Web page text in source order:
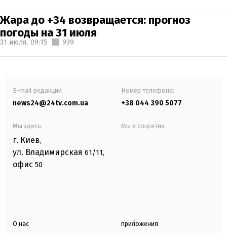
Жара до +34 возвращается: прогноз
погоды на 31 июля
31 июля, 09:15 939
E-mail редакции
news24@24tv.com.ua
Номер телефона:
+38 044 390 5077
Мы здесь:
г. Киев,
ул. Владимирская 61/11,
офис 50
Мы в соцсетях:
О нас приложения